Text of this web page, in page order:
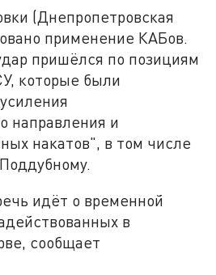
(Днепропетровская
применение КАБов.
пришёлся по позициям
которые были
направления и
накатов", в том числе
идёт о временной
в
сообщает